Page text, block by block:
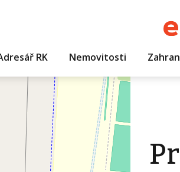
RK Nemovitosti